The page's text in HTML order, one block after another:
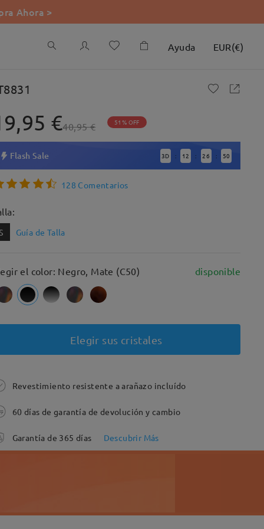
Ahora >
Ayuda EUR(€)
€40,95 € 51% OFF
Flash Sale 3D : 12 : 26 : 49
128 Comentarios
Guía de Talla
el color: Negro, Mate (C50) disponible
Elegir sus cristales
Revestimiento resistente a arañazo incluído
60 días de garantía de devolución y cambio
Garantía de 365 días Descubrir Más